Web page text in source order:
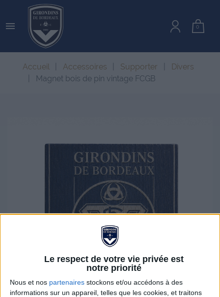
Le respect de votre vie privée est
notre priorité
Nous et nos partenaires stockons et/ou accédons à des
informations sur un appareil, telles que les cookies, et traitons
 0
Accueil Accessoires Supporter
Divers
Magnet bois de pin vintage FCGB